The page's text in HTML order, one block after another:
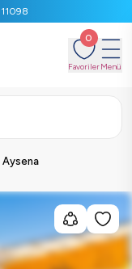
0
FavorilerMenü
Aysena